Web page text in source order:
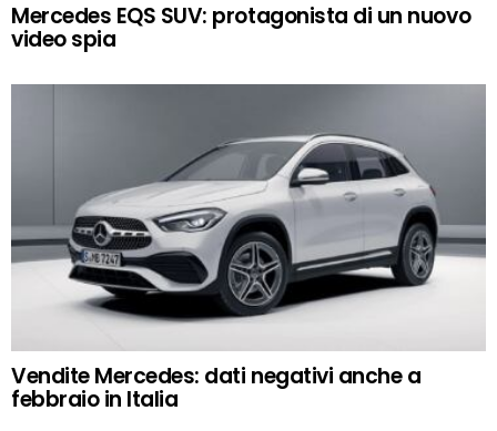
Mercedes EQS SUV: protagonista di un nuovo
video spia
Vendite Mercedes: dati negativi anche a
febbraio in Italia